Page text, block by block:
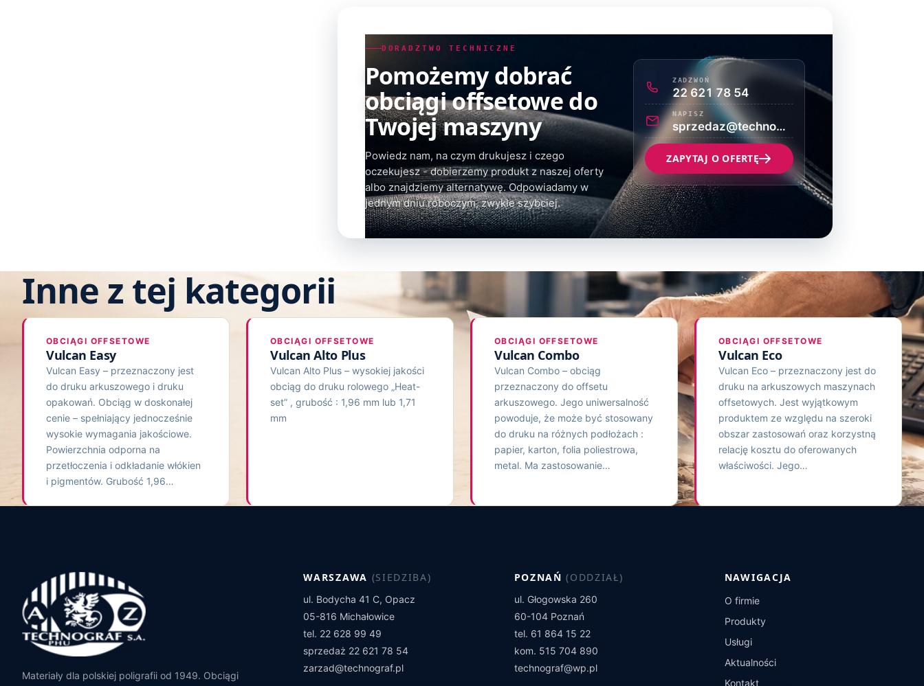
DORADZTWO TECHNICZNE
Pomożemy dobrać
obciągi offsetowe do
Twojej maszyny
Powiedz nam, na czym drukujesz i czego
oczekujesz - dobierzemy produkt z naszej oferty
albo znajdziemy alternatywę. Odpowiadamy w
jednym dniu roboczym, zwykle szybciej.
ZADZWOŃ
22 621 78 54
NAPISZ
sprzedaz@technograf.pl
ZAPYTAJ O OFERTĘ
Inne z tej kategorii
OBCIĄGI OFFSETOWE
Vulcan Easy
Vulcan Easy – przeznaczony jest
do druku arkuszowego i druku
opakowań. Obciąg w doskonałej
cenie – spełniający jednocześnie
wysokie wymagania jakościowe.
Powierzchnia odporna na
przetłoczenia i odkładanie włókien
i pigmentów. Grubość 1,96…
OBCIĄGI OFFSETOWE
Vulcan Alto Plus
Vulcan Alto Plus – wysokiej jakości
obciąg do druku rolowego „Heat-
set” , grubość : 1,96 mm lub 1,71
mm
OBCIĄGI OFFSETOWE
Vulcan Combo
Vulcan Combo – obciąg
przeznaczony do offsetu
arkuszowego. Jego uniwersalność
powoduje, że może być stosowany
do druku na różnych podłożach :
papier, karton, folia poliestrowa,
metal. Ma zastosowanie…
OBCIĄGI OFFSETOWE
Vulcan Eco
Vulcan Eco – przeznaczony jest do
druku na arkuszowych maszynach
offsetowych. Jest wyjątkowym
produktem ze względu na szeroki
obszar zastosowań oraz korzystną
relację kosztu do oferowanych
właściwości. Jego…
Materiały dla polskiej poligrafii od 1949. Obciągi
WARSZAWA (SIEDZIBA)
ul. Bodycha 41 C, Opacz
05-816 Michałowice
tel. 22 628 99 49
sprzedaż 22 621 78 54
zarzad@technograf.pl
POZNAŃ(ODDZIAŁ)
ul. Głogowska 260
60-104 Poznań
tel. 61 864 15 22
kom. 515 704 890
technograf@wp.pl
NAWIGACJA
O firmie
Produkty
Usługi
Aktualności
Kontakt